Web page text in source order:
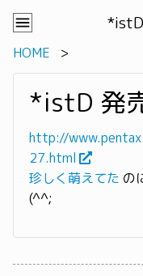
HOME
*istD 発
http://
27.html
珍しく萌えてた の
(^^;